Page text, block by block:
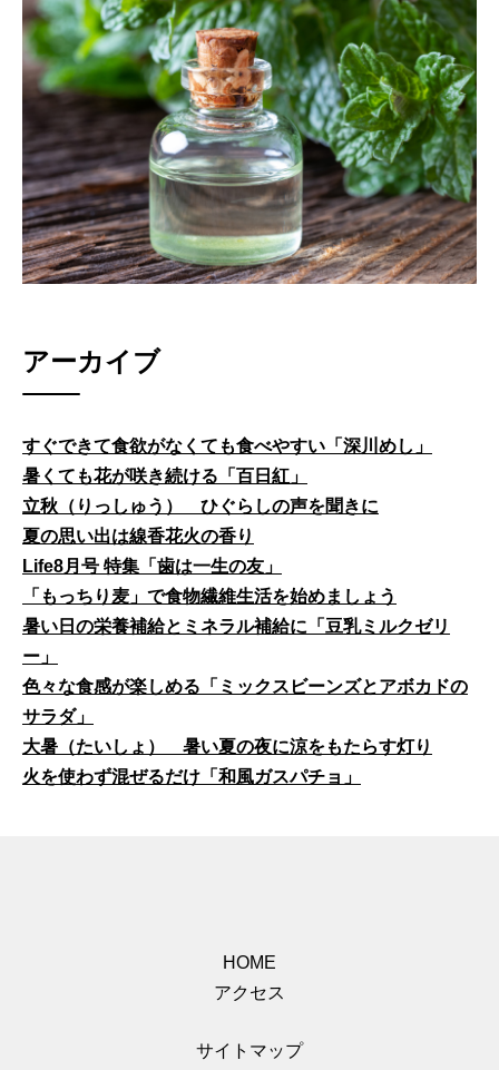
アーカイブ
すぐできて食欲がなくても食べやすい「深川めし」
暑くても花が咲き続ける「百日紅」
立秋（りっしゅう） ひぐらしの声を聞きに
夏の思い出は線香花火の香り
Life8月号 特集「歯は一生の友」
「もっちり麦」で食物繊維生活を始めましょう
暑い日の栄養補給とミネラル補給に「豆乳ミルクゼリ
ー」
色々な食感が楽しめる「ミックスビーンズとアボカドの
サラダ」
大暑（たいしょ） 暑い夏の夜に涼をもたらす灯り
火を使わず混ぜるだけ「和風ガスパチョ」
HOME
アクセス
サイトマップ